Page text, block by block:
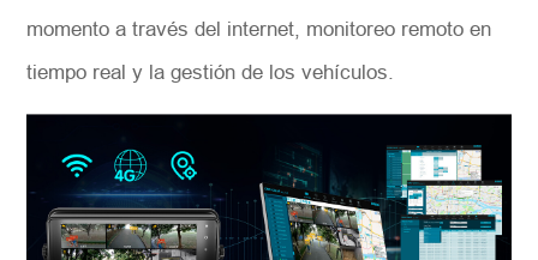
momento a través del internet, monitoreo remoto en
tiempo real y la gestión de los vehículos.